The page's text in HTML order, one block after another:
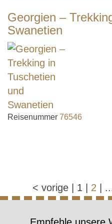
Georgien –
Swanetien
Reisenummer 76546
< vorige 1 2